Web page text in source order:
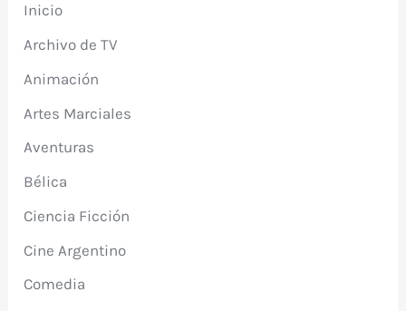
Inicio
Archivo de TV
Animación
Artes Marciales
Aventuras
Bélica
Ciencia Ficción
Cine Argentino
Comedia